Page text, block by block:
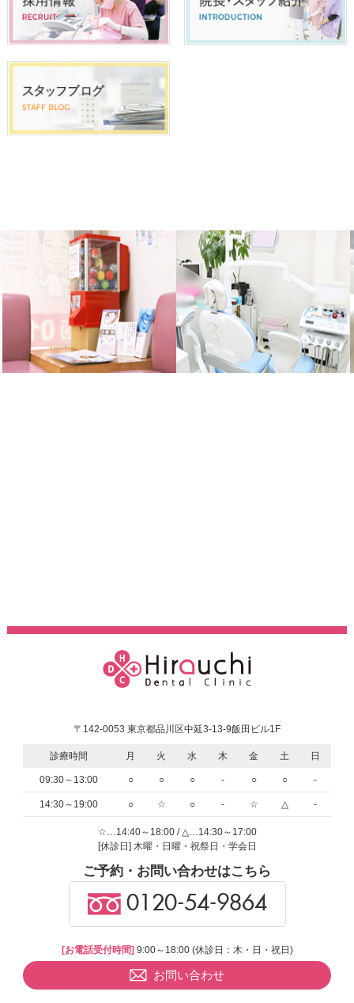
〒142-0053 東京都品川区中延3-13-9飯田ビル1F
診療時間 月 火 水 木 金 土 日
09:30～13:00 ○ ○ ○ - ○ ○ -
14:30～19:00 ○ ☆ ○ - ☆ △ -
☆…14:40～18:00 / △…14:30～17:00
[休診日] 木曜・日曜・祝祭日・学会日
ご予約・お問い合わせはこちら
0120-54-9864
[お電話受付時間] 9:00～18:00 (休診日：木・日・祝日)
お問い合わせ